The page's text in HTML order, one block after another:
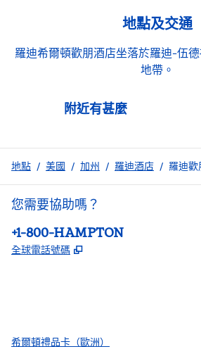
地點及交通
羅迪希爾頓歡朋酒店坐落於羅迪-伍
地帶。
附近有甚麼
地點 / 美國 / 加州 / 羅迪酒店 / 羅迪
您需要協助嗎？
電話：
+1-800-HAMPTON
全球電話號碼 ,
希爾頓禮品卡（歐洲）